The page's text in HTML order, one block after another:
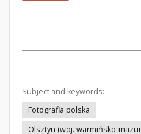
Subject and keywords:
Fotografia polska
Olsztyn (woj. warmińsko-